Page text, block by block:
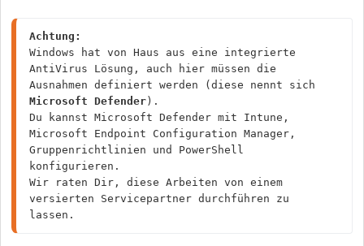
Achtung:
Windows hat von Haus aus eine integrierte
AntiVirus Lösung, auch hier müssen die
Microsoft Defender ).
Du kannst Microsoft Defender mit Intune,
Microsoft Endpoint Configuration Manager,
Gruppenrichtlinien und PowerShell
konfigurieren.
Wir raten Dir, diese Arbeiten von einem
versierten Servicepartner durchführen zu
lassen.